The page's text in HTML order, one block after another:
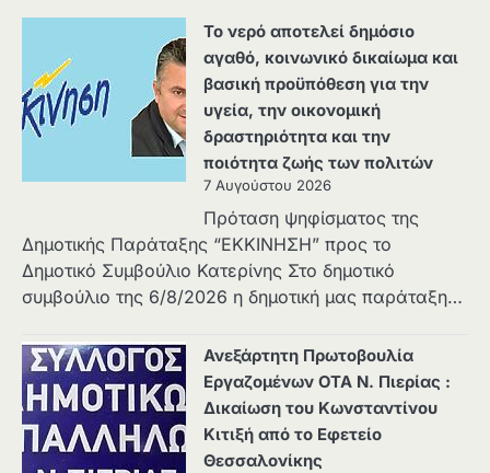
Το νερό αποτελεί δημόσιο
αγαθό, κοινωνικό δικαίωμα και
βασική προϋπόθεση για την
υγεία, την οικονομική
δραστηριότητα και την
ποιότητα ζωής των πολιτών
7 Αυγούστου 2026
Πρόταση ψηφίσματος της
Δημοτικής Παράταξης “ΕΚΚΙΝΗΣΗ” προς το
Δημοτικό Συμβούλιο Κατερίνης Στο δημοτικό
συμβούλιο της 6/8/2026 η δημοτική μας παράταξη…
Ανεξάρτητη Πρωτοβουλία
Εργαζομένων ΟΤΑ Ν. Πιερίας :
Δικαίωση του Κωνσταντίνου
Κιτιξή από το Εφετείο
Θεσσαλονίκης